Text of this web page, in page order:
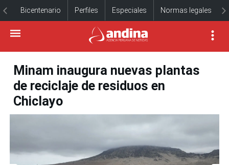
Bicentenario Perfiles Especiales Normas legales
Minam inaugura nuevas plantas
de reciclaje de residuos en
Chiclayo